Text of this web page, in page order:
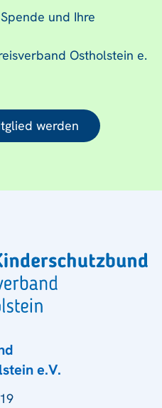
und Ihre
Ostholstein e.
werden
e.V.